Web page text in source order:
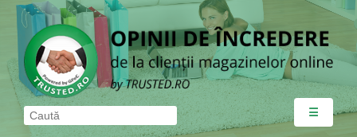
☰